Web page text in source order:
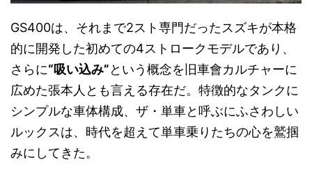
GS400は、それまで2スト専門だったスズキが本格
的に開発した初めての4ストロークモデルであり、
さらに“吸い込み”という概念を旧車會カルチャーに
広めた張本人とも言える存在だ。特徴的なタンクに
シンプルな車体構成、ザ・単車と呼ぶにふさわしい
ルックスは、時代を超えて単車乗りたちの心を鷲掴
みにしてきた。